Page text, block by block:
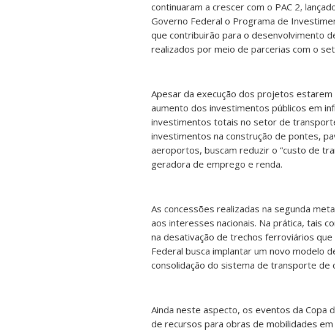
continuaram a crescer com o PAC 2,
Governo Federal o Programa de
que contribuirão para o desenvolvimento
realizados por meio de parcerias com o
Apesar da execução dos projetos
aumento dos investimentos públicos em
investimentos totais no setor de
investimentos na construção de pontes,
aeroportos, buscam reduzir o “custo de
geradora de emprego e renda.
As concessões realizadas na segunda
aos interesses nacionais. Na prática, tais
na desativação de trechos ferroviários
Federal busca implantar um novo modelo
consolidação do sistema de transporte de
Ainda neste aspecto, os eventos da Copa
de recursos para obras de mobilidades